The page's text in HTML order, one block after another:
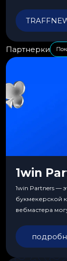
эффективности.
Партнерки
1win
1win Partners —
букмекерской
вебмастера